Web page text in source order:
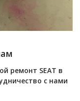
ремонт SEAT в
с нами